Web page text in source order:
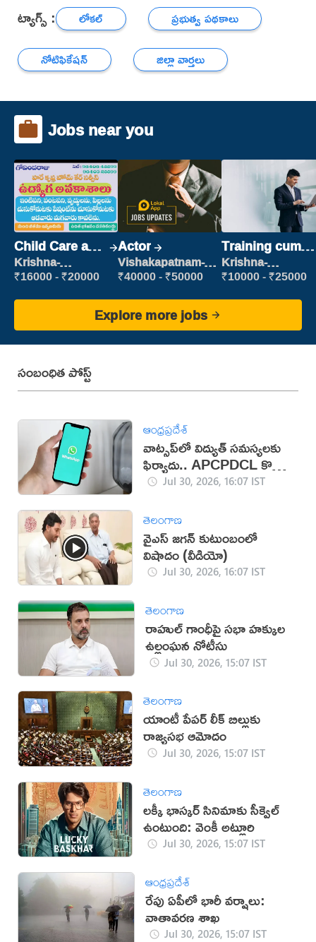
ట్యాగ్స్ : లోకల్
ప్రభుత్వ పథకాలు
నోటిఫికేషన్
జిల్లా వార్తలు
Jobs near you
Child Care and
Patient care
Krishna-
vijayawada
₹16000 - ₹20000
Actor
Vishakapatnam-
new
₹40000 - ₹50000
Training cum
Placement
Krishna-
vijayawada
₹10000 - ₹25000
Explore more jobs
సంబంధిత పోస్ట్
ఆంధ్రప్రదేశ్
వాట్సప్‌లో విద్యుత్ సమస్యలకు
ఫిర్యాదు.. APCPDCL కొత్త
సేవలుJul 30, 2026, 16:07 IST
తెలంగాణ
వైఎస్ జగన్ కుటుంబంలో
విషాదం (వీడియో)
Jul 30, 2026, 16:07 IST
తెలంగాణ
రాహుల్ గాంధీపై సభా హక్కుల
ఉల్లంఘన నోటీసు
Jul 30, 2026, 15:07 IST
తెలంగాణ
యాంటీ పేపర్ లీక్ బిల్లుకు
రాజ్యసభ ఆమోదం
Jul 30, 2026, 15:07 IST
తెలంగాణ
లక్కీ భాస్కర్ సినిమాకు సీక్వెల్
ఉంటుంది: వెంకీ అట్లూరి
Jul 30, 2026, 15:07 IST
ఆంధ్రప్రదేశ్
రేపు ఏపీలో భారీ వర్షాలు:
వాతావరణ శాఖ
Jul 30, 2026, 15:07 IST